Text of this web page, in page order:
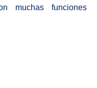
muchas funciones